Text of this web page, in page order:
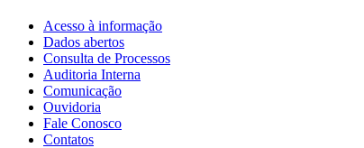
Acesso à informação
Dados abertos
Consulta de Processos
Auditoria Interna
Comunicação
Ouvidoria
Fale Conosco
Contatos